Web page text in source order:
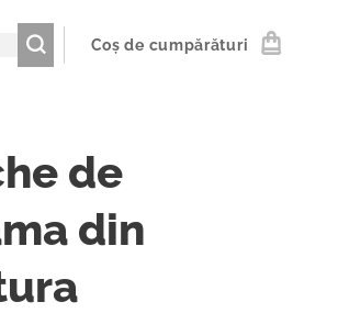
Coș de cumpărături
de
din